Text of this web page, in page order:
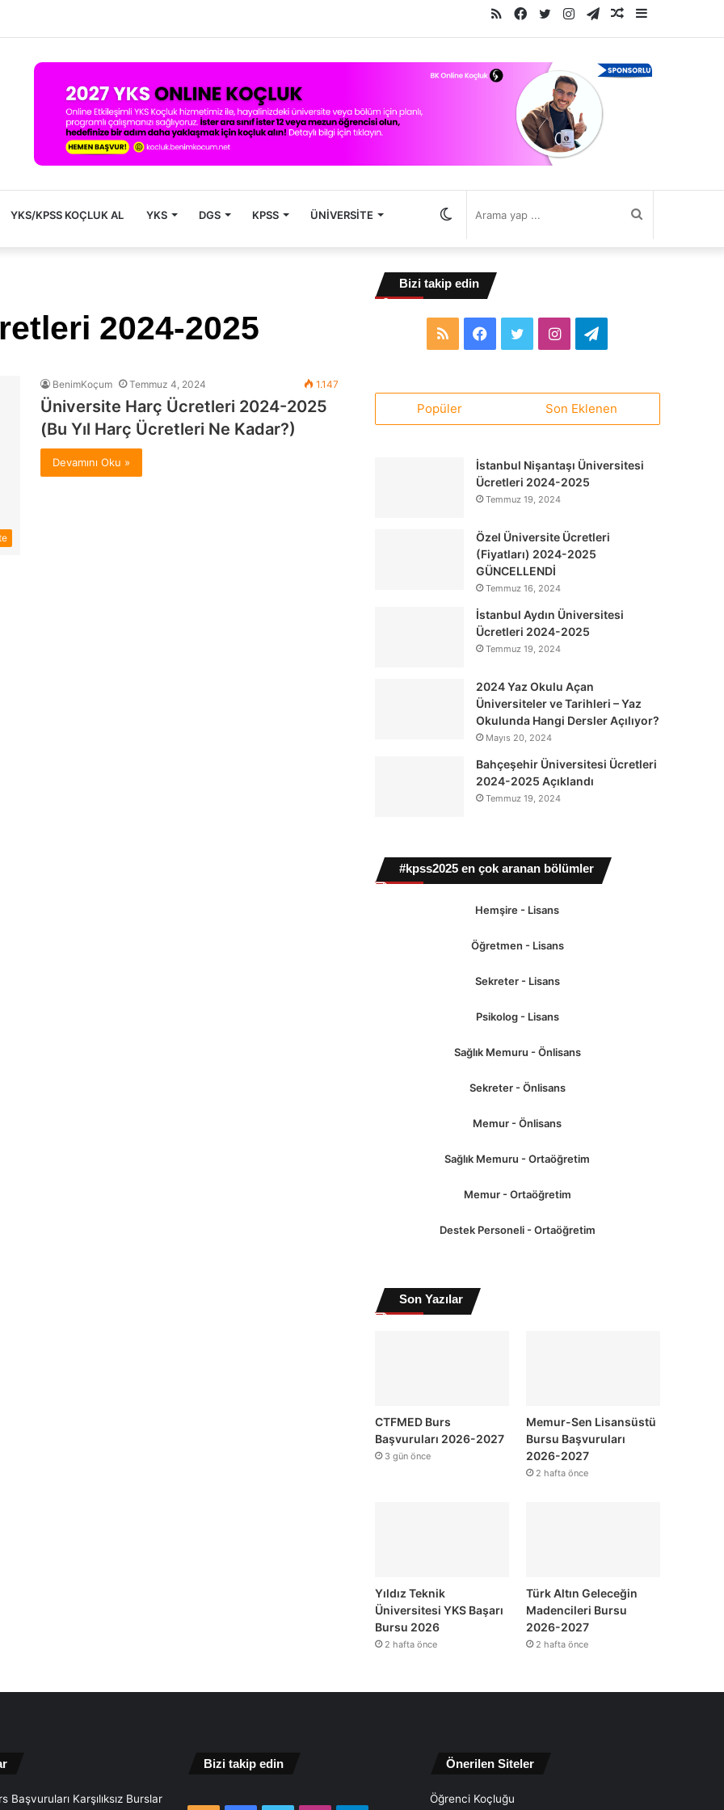
Kenar
Bölmesi
Rastgele
Makale
Telegram
Instagram
Twitter
Facebook
RSS
YKS/KPSS KOÇLUK AL YKS DGS KPSS ÜNIVERSITE
2024-2025
BenimKoçum Temmuz 4, 2024 1.147
Üniversite Harç Ücretleri 2024-2025
(Bu Yıl Harç Ücretleri Ne Kadar?)
Devamını Oku »
Bizi takip edin
RSS Facebook
TwitterInstagramTelegram
Popüler Son Eklenen
İstanbul Nişantaşı Üniversitesi
Ücretleri 2024-2025
Temmuz 19, 2024
Özel Üniversite Ücretleri
(Fiyatları) 2024-2025
GÜNCELLENDİ
Temmuz 16, 2024
İstanbul Aydın Üniversitesi
Ücretleri 2024-2025
Temmuz 19, 2024
2024 Yaz Okulu Açan
Üniversiteler ve Tarihleri – Yaz
Okulunda Hangi Dersler Açılıyor?
Mayıs 20, 2024
Bahçeşehir Üniversitesi Ücretleri
2024-2025 Açıklandı
Temmuz 19, 2024
#kpss2025 en çok aranan bölümler
Hemşire - Lisans
Öğretmen - Lisans
Sekreter - Lisans
Psikolog - Lisans
Sağlık Memuru - Önlisans
Sekreter - Önlisans
Memur - Önlisans
Sağlık Memuru - Ortaöğretim
Memur - Ortaöğretim
Destek Personeli - Ortaöğretim
Son Yazılar
CTFMED Burs
Başvuruları 2026-2027
3 gün önce
Memur-Sen Lisansüstü
Bursu Başvuruları
2026-2027
2 hafta önce
Yıldız Teknik
Üniversitesi YKS Başarı
Bursu 2026
2 hafta önce
Türk Altın Geleceğin
Madencileri Bursu
2026-2027
2 hafta önce
Başvuruları Karşılıksız Burslar
Bizi takip edin Önerilen Siteler
Öğrenci Koçluğu